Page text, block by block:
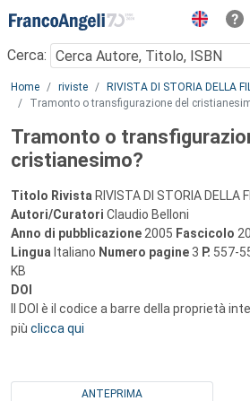
Menu
Cerca:
Main content
Home riviste RIVISTA DI STORIA DELLA
Tramonto o transfigurazione del
Tramonto o
cristianesimo?
Titolo Rivista RIVISTA DI STORIA DELLA
Autori/Curatori Claudio Belloni
Anno di pubblicazione 2005 Fascicolo
Lingua Italiano Numero pagine 3 P. 557-
KB
DOI
Il DOI è il codice a barre della proprietà
più clicca qui
ANTEPRIMA